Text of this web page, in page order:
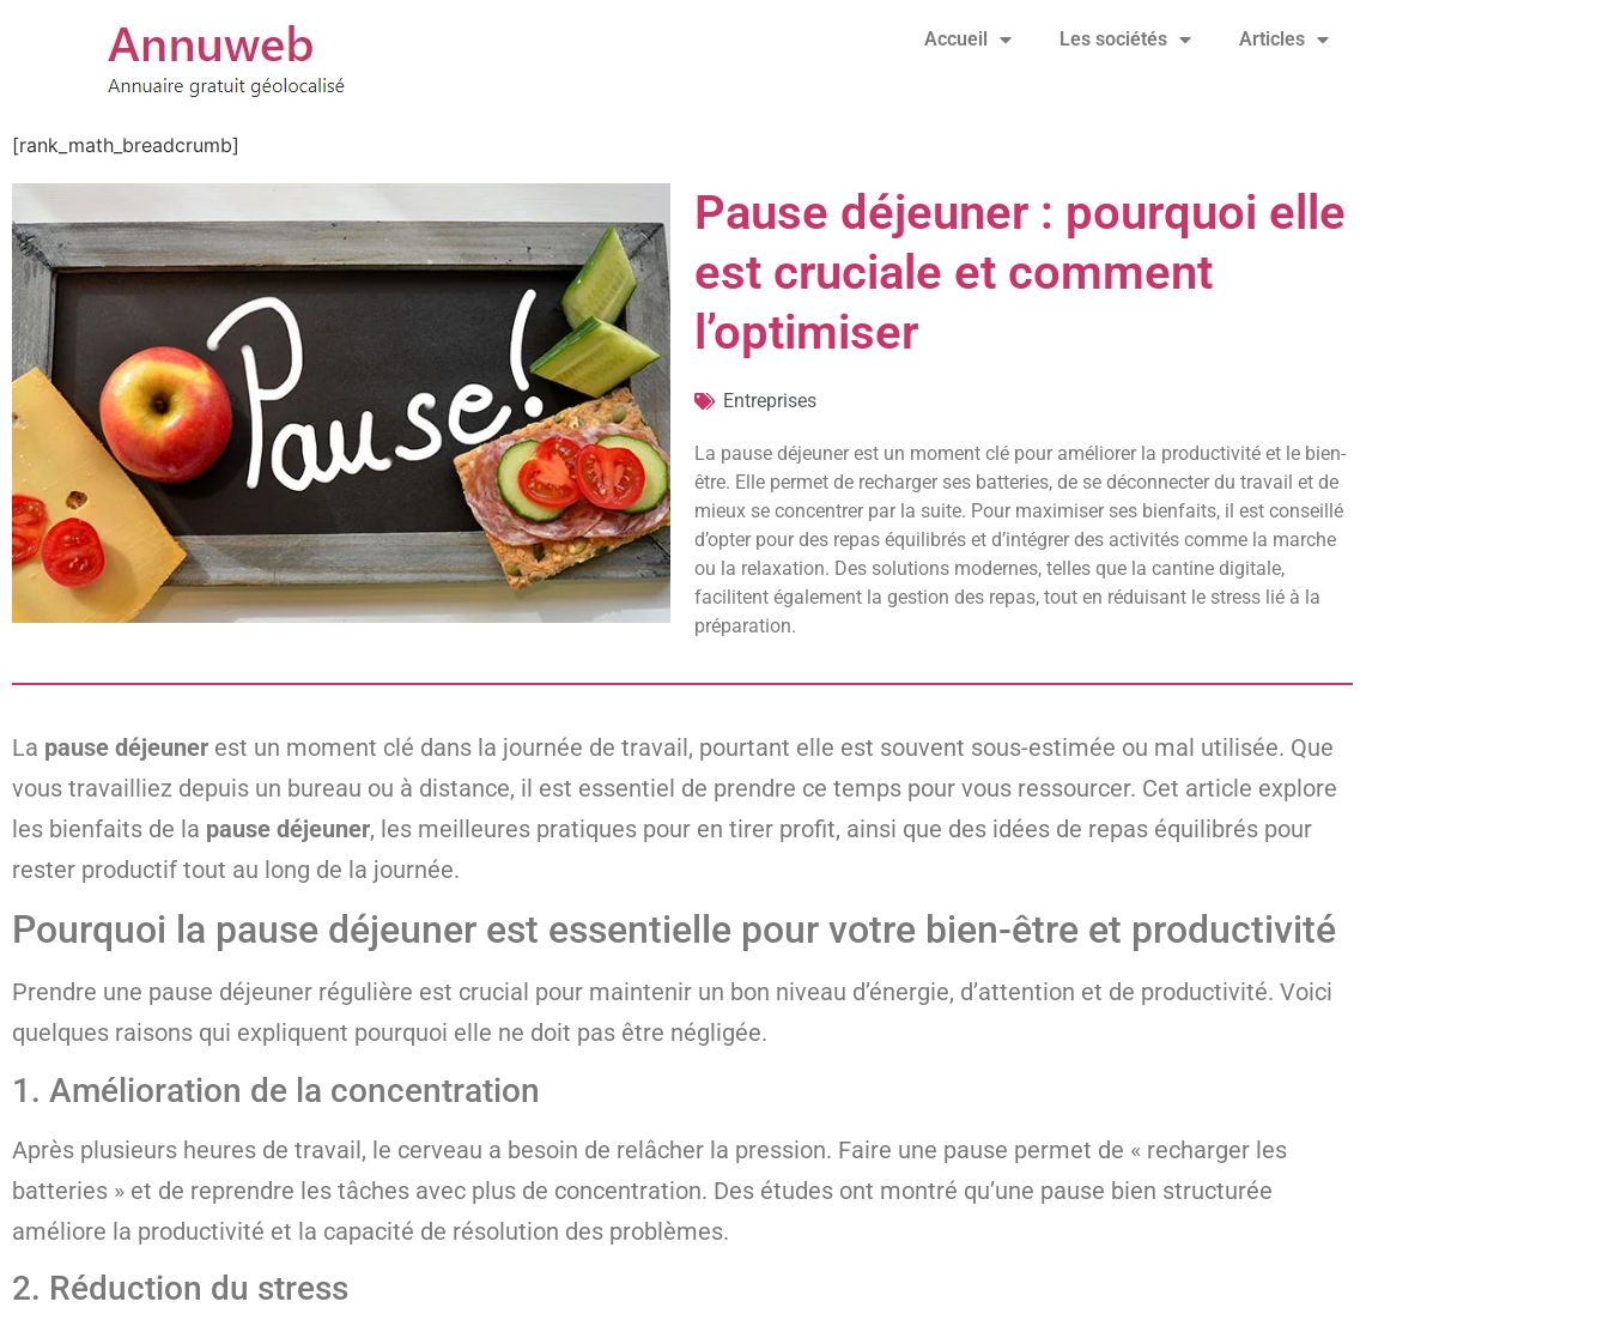
Accueil Les sociétés Articles
[rank_math_breadcrumb]
Pause déjeuner : pourquoi elle
est cruciale et comment
l’optimiser
Entreprises
La pause déjeuner est un moment clé pour améliorer la productivité et le bien-
être. Elle permet de recharger ses batteries, de se déconnecter du travail et de
mieux se concentrer par la suite. Pour maximiser ses bienfaits, il est conseillé
d’opter pour des repas équilibrés et d’intégrer des activités comme la marche
ou la relaxation. Des solutions modernes, telles que la cantine digitale,
facilitent également la gestion des repas, tout en réduisant le stress lié à la
préparation.
La pause déjeuner est un moment clé dans la journée de travail, pourtant elle est souvent sous-estimée ou mal utilisée. Que
vous travailliez depuis un bureau ou à distance, il est essentiel de prendre ce temps pour vous ressourcer. Cet article explore
les bienfaits de la pause déjeuner, les meilleures pratiques pour en tirer profit, ainsi que des idées de repas équilibrés pour
rester productif tout au long de la journée.
Pourquoi la pause déjeuner est essentielle pour votre bien-être et productivité
Prendre une pause déjeuner régulière est crucial pour maintenir un bon niveau d’énergie, d’attention et de productivité. Voici
quelques raisons qui expliquent pourquoi elle ne doit pas être négligée.
1. Amélioration de la concentration
Après plusieurs heures de travail, le cerveau a besoin de relâcher la pression. Faire une pause permet de « recharger les
batteries » et de reprendre les tâches avec plus de concentration. Des études ont montré qu’une pause bien structurée
améliore la productivité et la capacité de résolution des problèmes.
2. Réduction du stress